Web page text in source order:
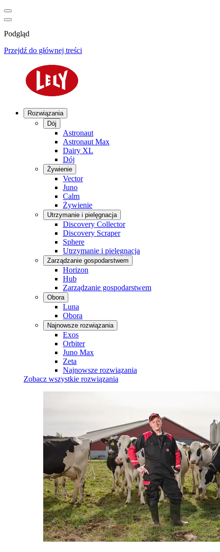
Podgląd
Przejdź do głównej treści
Rozwiązania
Dój
Astronaut
Astronaut Max
Dairy XL
Dój
Żywienie
Vector
Juno
Calm
Żywienie
Utrzymanie i pielęgnacja
Discovery Collector
Discovery Scraper
Sphere
Utrzymanie i pielęgnacja
Zarządzanie gospodarstwem
Horizon
Hub
Zarządzanie gospodarstwem
Obora
Luna
Obora
Najnowsze rozwiązania
Exos
Orbiter
Juno Max
Zeta
Najnowsze rozwiązania
Zobacz wszystkie rozwiązania